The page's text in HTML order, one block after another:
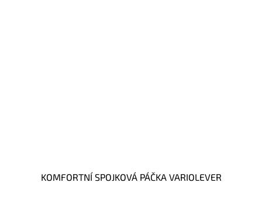
KOMFORTNÍ SPOJKOVÁ PÁČKA VARIOLEVER